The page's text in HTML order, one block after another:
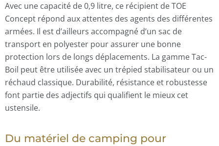
Avec une capacité de 0,9 litre, ce récipient de TOE
Concept répond aux attentes des agents des différentes
armées. Il est d’ailleurs accompagné d’un sac de
transport en polyester pour assurer une bonne
protection lors de longs déplacements. La gamme Tac-
Boil peut être utilisée avec un trépied stabilisateur ou un
réchaud classique. Durabilité, résistance et robustesse
font partie des adjectifs qui qualifient le mieux cet
ustensile.
Du matériel de camping pour